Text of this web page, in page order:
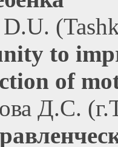
to
of
Д.С.